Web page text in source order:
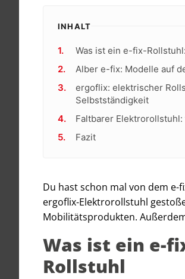
INHALT
Was ist ein e-fix-
Alber e-fix: Modelle auf
ergoflix: elektrischer
Selbstständigkeit
Faltbarer
Fazit
Du hast schon mal von dem
ergoflix-Elektrorollstuhl
Mobilitätsprodukten.
Was ist ein e-
Rollstuhl